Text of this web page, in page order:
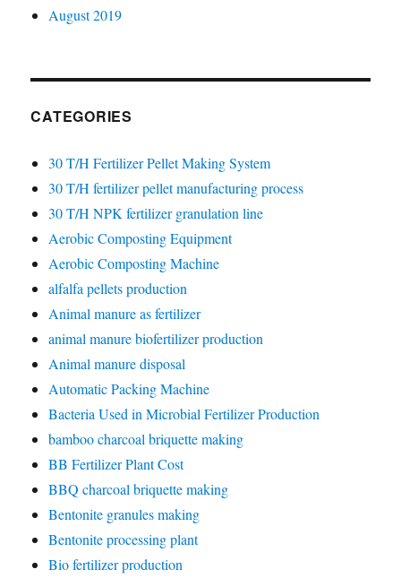
August 2019
CATEGORIES
30 T/H Fertilizer Pellet Making System
30 T/H fertilizer pellet manufacturing process
30 T/H NPK fertilizer granulation line
Aerobic Composting Equipment
Aerobic Composting Machine
alfalfa pellets production
Animal manure as fertilizer
animal manure biofertilizer production
Animal manure disposal
Automatic Packing Machine
Bacteria Used in Microbial Fertilizer Production
bamboo charcoal briquette making
BB Fertilizer Plant Cost
BBQ charcoal briquette making
Bentonite granules making
Bentonite processing plant
Bio fertilizer production